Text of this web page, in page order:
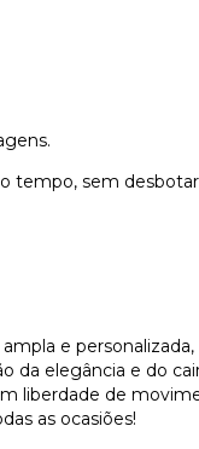
tempo, sem
e
da elegância e do
liberdade de
as ocasiões!